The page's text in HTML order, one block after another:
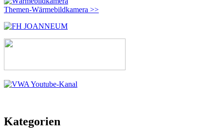
Themen-Wärmebildkamera >>
Kategorien